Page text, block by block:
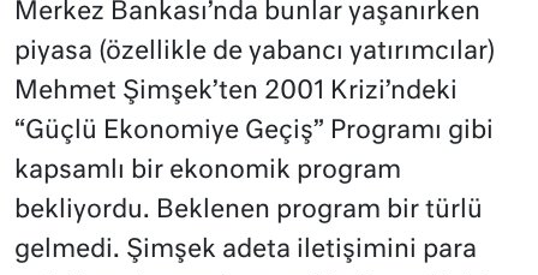
Merkez Bankası’nda bunlar yaşanırken
piyasa (özellikle de yabancı yatırımcılar)
Mehmet Şimşek’ten 2001 Krizi’ndeki
“Güçlü Ekonomiye Geçiş” Programı gibi
kapsamlı bir ekonomik program
bekliyordu. Beklenen program bir türlü
gelmedi. Şimşek adeta iletişimini para